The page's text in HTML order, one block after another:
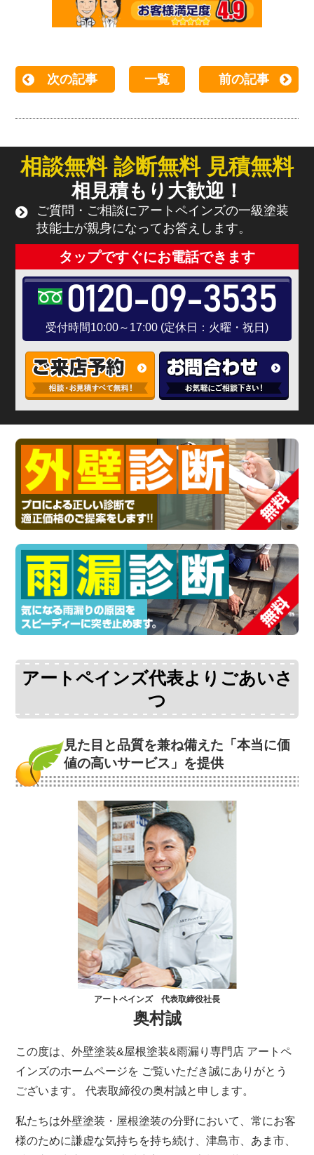
次の記事 一覧 前の記事
相談無料 診断無料 見積無料
相見積もり大歓迎！
ご質問・ご相談にアートペインズの一級塗装
技能士が親身になってお答えします。
タップですぐにお電話できます
0120-09-3535
受付時間10:00～17:00 (定休日：火曜・祝日)
アートペインズ代表よりごあいさ
つ
見た目と品質を兼ね備えた 「本当に価
値の高いサービス」を提供
アートペインズ 代表取締役社長
奥村誠
この度は、外壁塗装&屋根塗装&雨漏り専門店 アートペ
インズのホームページを ご覧いただき誠にありがとう
ございます。 代表取締役の奥村誠と申します。
私たちは外壁塗装・屋根塗装の分野において、常にお客
様のために謙虚な気持ちを持ち続け、津島市、あま市、